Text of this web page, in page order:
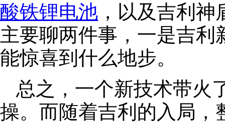
酸铁锂电池 ，以及吉利
主要聊两件事，一是吉
能惊喜到什么地步。
总之，一个新技术带火
操。而随着吉利的入局，